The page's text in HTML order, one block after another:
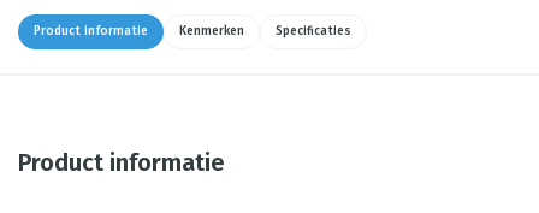
Product informatie Kenmerken Specificaties
Product informatie